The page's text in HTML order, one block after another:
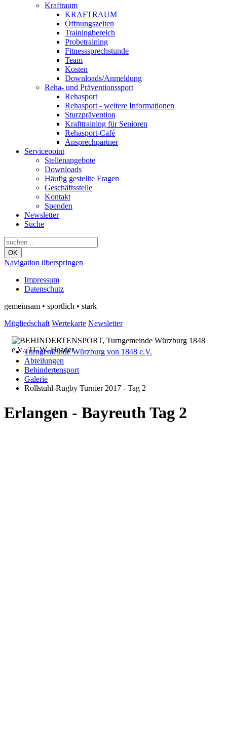
Kraftraum
KRAFTRAUM
Öffnungszeiten
Trainingbereich
Probetraining
Fitnesssprechstunde
Team
Kosten
Downloads/Anmeldung
Reha- und Präventionssport
Rehasport
Rehasport - weitere Informationen
Sturzprävention
Krafttraining für Senioren
Rehasport-Café
Ansprechpartner
Servicepoint
Stellenangebote
Downloads
Häufig gestellte Fragen
Geschäftsstelle
Kontakt
Spenden
Newsletter
Suche
OK
Navigation überspringen
Impressum
Datenschutz
gemeinsam • sportlich • stark
Mitgliedschaft Wertekarte Newsletter
Turngemeinde Würzburg von 1848 e.V.
Abteilungen
Behindertensport
Galerie
Rollstuhl-Rugby Turnier 2017 - Tag 2
Erlangen - Bayreuth Tag 2